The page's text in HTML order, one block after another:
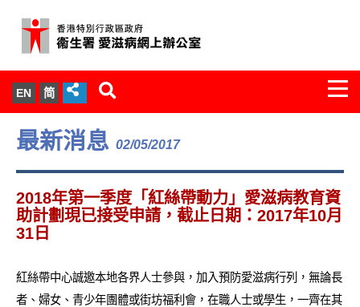
EN 简
關於我們
服務範圍
文件櫃
新聞發佈
最新消息 02/05/2017
2018年第一季度「紅絲帶動力」愛滋病教育資
助計劃現已接受申請，截止日期：2017年10月
31日
紅絲帶中心誠邀本地各界人士參與，加入預防愛滋病行列，無論長
者、婦女、青少年團體或街坊福利會，在職人士或學生，一齊在其